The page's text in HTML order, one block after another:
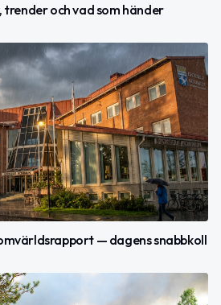
trender och vad som händer
— dagens snabbkoll